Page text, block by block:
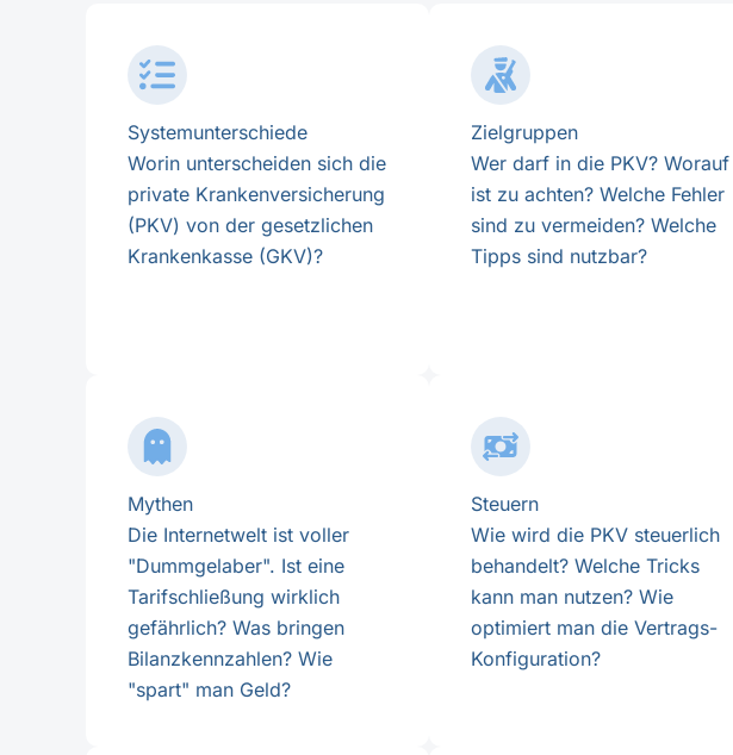
Systemunterschiede
Worin unterscheiden sich die
private Krankenversicherung
(PKV) von der gesetzlichen
Krankenkasse (GKV)?
Zielgruppen
Wer darf in die PKV? Worauf
ist zu achten? Welche Fehler
sind zu vermeiden? Welche
Tipps sind nutzbar?
Mythen
Die Internetwelt ist voller
"Dummgelaber". Ist eine
Tarifschließung wirklich
gefährlich? Was bringen
Bilanzkennzahlen? Wie
"spart" man Geld?
Steuern
Wie wird die PKV steuerlich
behandelt? Welche Tricks
kann man nutzen? Wie
optimiert man die Vertrags-
Konfiguration?